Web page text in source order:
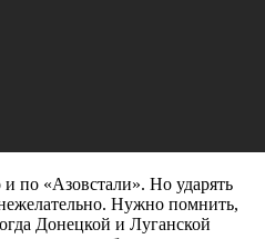
«Азовстали». Но ударять
Нужно помнить,
Донецкой и Луганской